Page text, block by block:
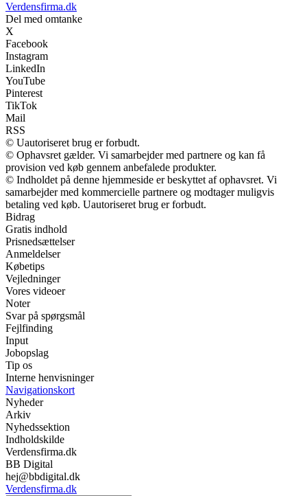
Verdensfirma.dk
Del med omtanke
X
Facebook
Instagram
LinkedIn
YouTube
Pinterest
TikTok
Mail
RSS
© Uautoriseret brug er forbudt.
© Ophavsret gælder. Vi samarbejder med partnere og kan få
provision ved køb gennem anbefalede produkter.
© Indholdet på denne hjemmeside er beskyttet af ophavsret. Vi
samarbejder med kommercielle partnere og modtager muligvis
betaling ved køb. Uautoriseret brug er forbudt.
Bidrag
Gratis indhold
Prisnedsættelser
Anmeldelser
Købetips
Vejledninger
Vores videoer
Noter
Svar på spørgsmål
Fejlfinding
Input
Jobopslag
Tip os
Interne henvisninger
Navigationskort
Nyheder
Arkiv
Nyhedssektion
Indholdskilde
Verdensfirma.dk
BB Digital
hej@bbdigital.dk
Verdensfirma.dk